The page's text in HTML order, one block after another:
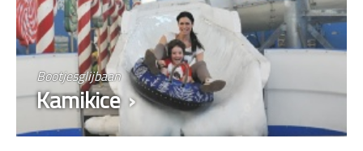
Bootjesglijbaan
Kamikice